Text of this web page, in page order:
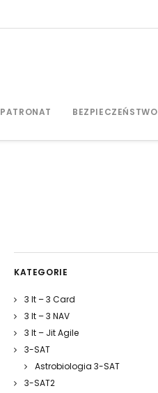
PATRONAT BEZPIECZEŃSTWO
KATEGORIE
3 It – 3 Card
3 It – 3 NAV
3 It – Jit Agile
3-SAT
Astrobiologia 3-SAT
3-SAT2